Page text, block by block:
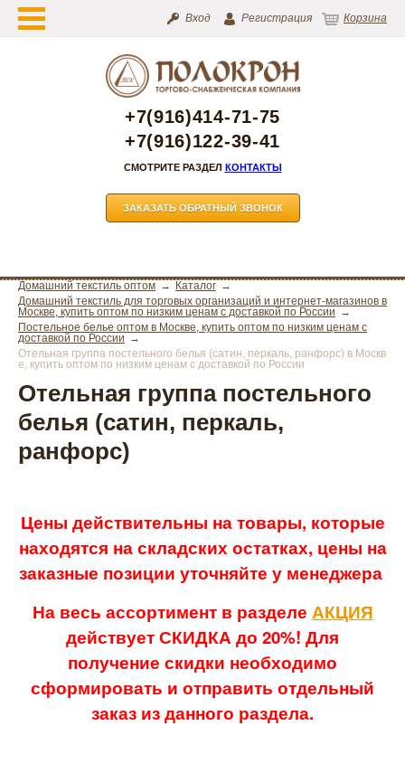
Вход Регистрация Корзина
+7(916)414-71-75
+7(916)122-39-41
СМОТРИТЕ РАЗДЕЛ КОНТАКТЫ
ЗАКАЗАТЬ ОБРАТНЫЙ ЗВОНОК
Домашний текстиль оптом
Каталог
Домашний текстиль для торговых организаций и интернет-магазинов в
Москве, купить оптом по низким ценам с доставкой по России
Постельное белье оптом в Москве, купить оптом по низким ценам с
доставкой по России
Отельная группа постельного белья (сатин, перкаль, ранфорс) в Москв
е, купить оптом по низким ценам с доставкой по России
Отельная группа постельного
белья (сатин, перкаль,
ранфорс)
Цены действительны на товары, которые
находятся на складских остатках, цены на
заказные позиции уточняйте у менеджера
На весь ассортимент в разделе АКЦИЯ
действует СКИДКА до 20%! Для
получение скидки необходимо
сформировать и отправить отдельный
заказ из данного раздела.